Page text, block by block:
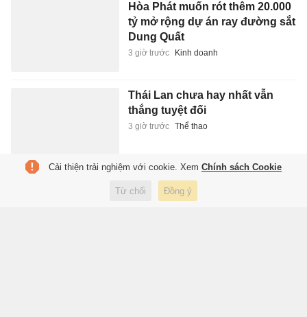
Hòa Phát muốn rót thêm 20.000
tỷ mở rộng dự án ray đường sắt
Dung Quất
3 giờ trước Kinh doanh
Thái Lan chưa hay nhất vẫn
thắng tuyệt đối
3 giờ trước Thể thao
'Làn sóng' gom cổ phiếu của
lãnh đạo doanh nghiệp chưa
Cải thiện trải nghiệm với cookie. Xem Chính sách Cookie
Từ chối Đồng ý